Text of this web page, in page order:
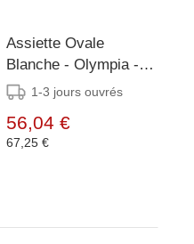
Assiette Ovale
Blanche - Olympia -
250x200mm - 6
1-3 jours ouvrés
56,04 €
67,25 €